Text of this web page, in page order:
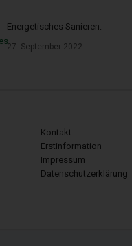
Energetisches Sanieren:
27. September 2022
Kontakt
Erstinformation
Impressum
Datenschutzerklärung